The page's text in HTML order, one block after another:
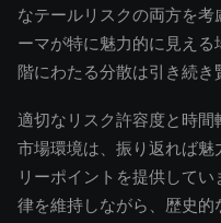
なテールリスクの両方を
ーマが特に魅力的に見え
階にわたる分散は引き続き
適切なリスク許容度と時
市場環境は、振り返れば魅
リーポイントを提供して
律を維持しながら、歴史